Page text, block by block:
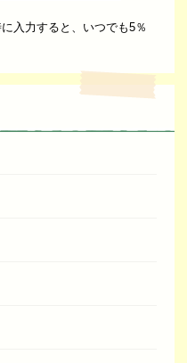
入力すると、いつでも5％